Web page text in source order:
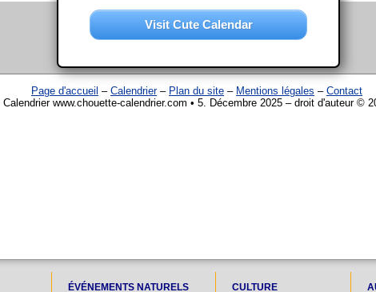
Page d'accueil – Calendrier– Plan du site – Mentions légales – Contact
Calendrier www.chouette-calendrier.com • 5. Décembre 2025 – droit d'auteur ©
ÉVÉNEMENTS NATURELS CULTURE
Visit Cute Calendar